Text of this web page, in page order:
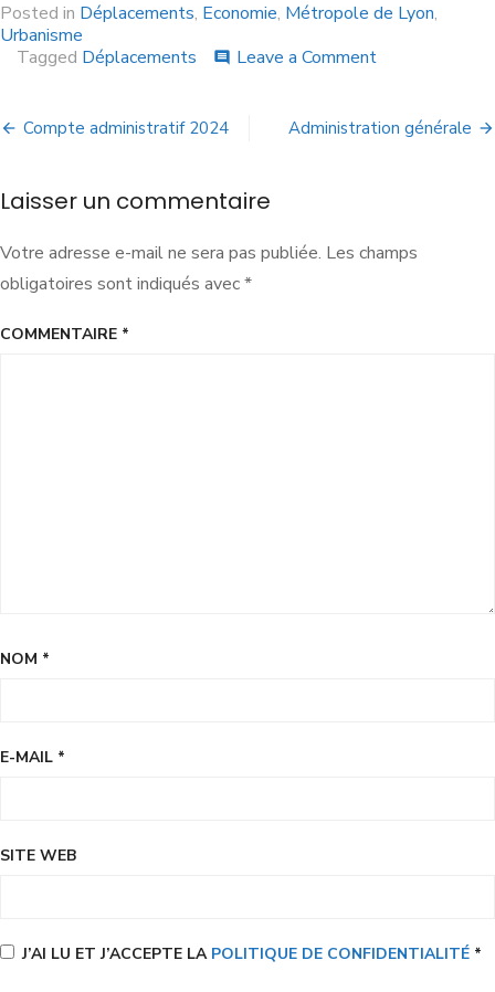
Posted in Déplacements, Economie, Métropole de Lyon,
Urbanisme
Tagged Déplacements comment Leave a Comment
Compte administratif 2024 Administration générale
Laisser un commentaire
Votre adresse e-mail ne sera pas publiée. Les champs
obligatoires sont indiqués avec*
COMMENTAIRE *
NOM *
E-MAIL *
SITE WEB
J’AI LU ET J’ACCEPTE LA POLITIQUE DE CONFIDENTIALITÉ *